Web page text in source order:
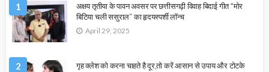
1
अक्षय तृतीया के पावन अवसर पर छत्तीसगढ़ी विवाह बिदाई गीत “मोर
बिटिया चली ससुराल” का हृदयस्पर्शी लॉन्च
April 29, 2025
2 गृह क्लेश को करना चाहते है दूर,तो करें आसान से उपाय और टोटके